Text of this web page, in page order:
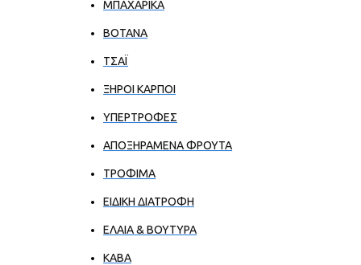
ΜΠΑΧΑΡΙΚΑ
ΒΟΤΑΝΑ
ΤΣΑΪ
ΞΗΡΟΙ ΚΑΡΠΟΙ
ΥΠΕΡΤΡΟΦΕΣ
ΑΠΟΞΗΡΑΜΕΝΑ ΦΡΟΥΤΑ
ΤΡΟΦΙΜΑ
ΕΙΔΙΚΗ ΔΙΑΤΡΟΦΗ
ΕΛΑΙΑ & ΒΟΥΤΥΡΑ
ΚΑΒΑ